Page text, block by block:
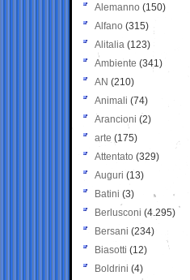
Alemanno (150)
Alfano (315)
Alitalia (123)
Ambiente (341)
AN (210)
Animali (74)
Arancioni (2)
arte (175)
Attentato (329)
Auguri (13)
Batini (3)
Berlusconi (4.295)
Bersani (234)
Biasotti (12)
Boldrini (4)